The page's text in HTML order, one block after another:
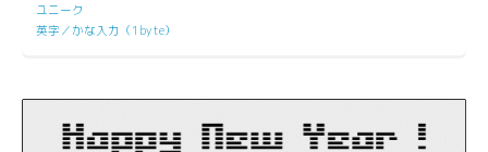
ユニーク
英字／かな入力（1byte）